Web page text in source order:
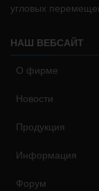
угловых
НАШ ВЕБСАЙТ
О фирме
Новости
Продукция
Информация
Форум